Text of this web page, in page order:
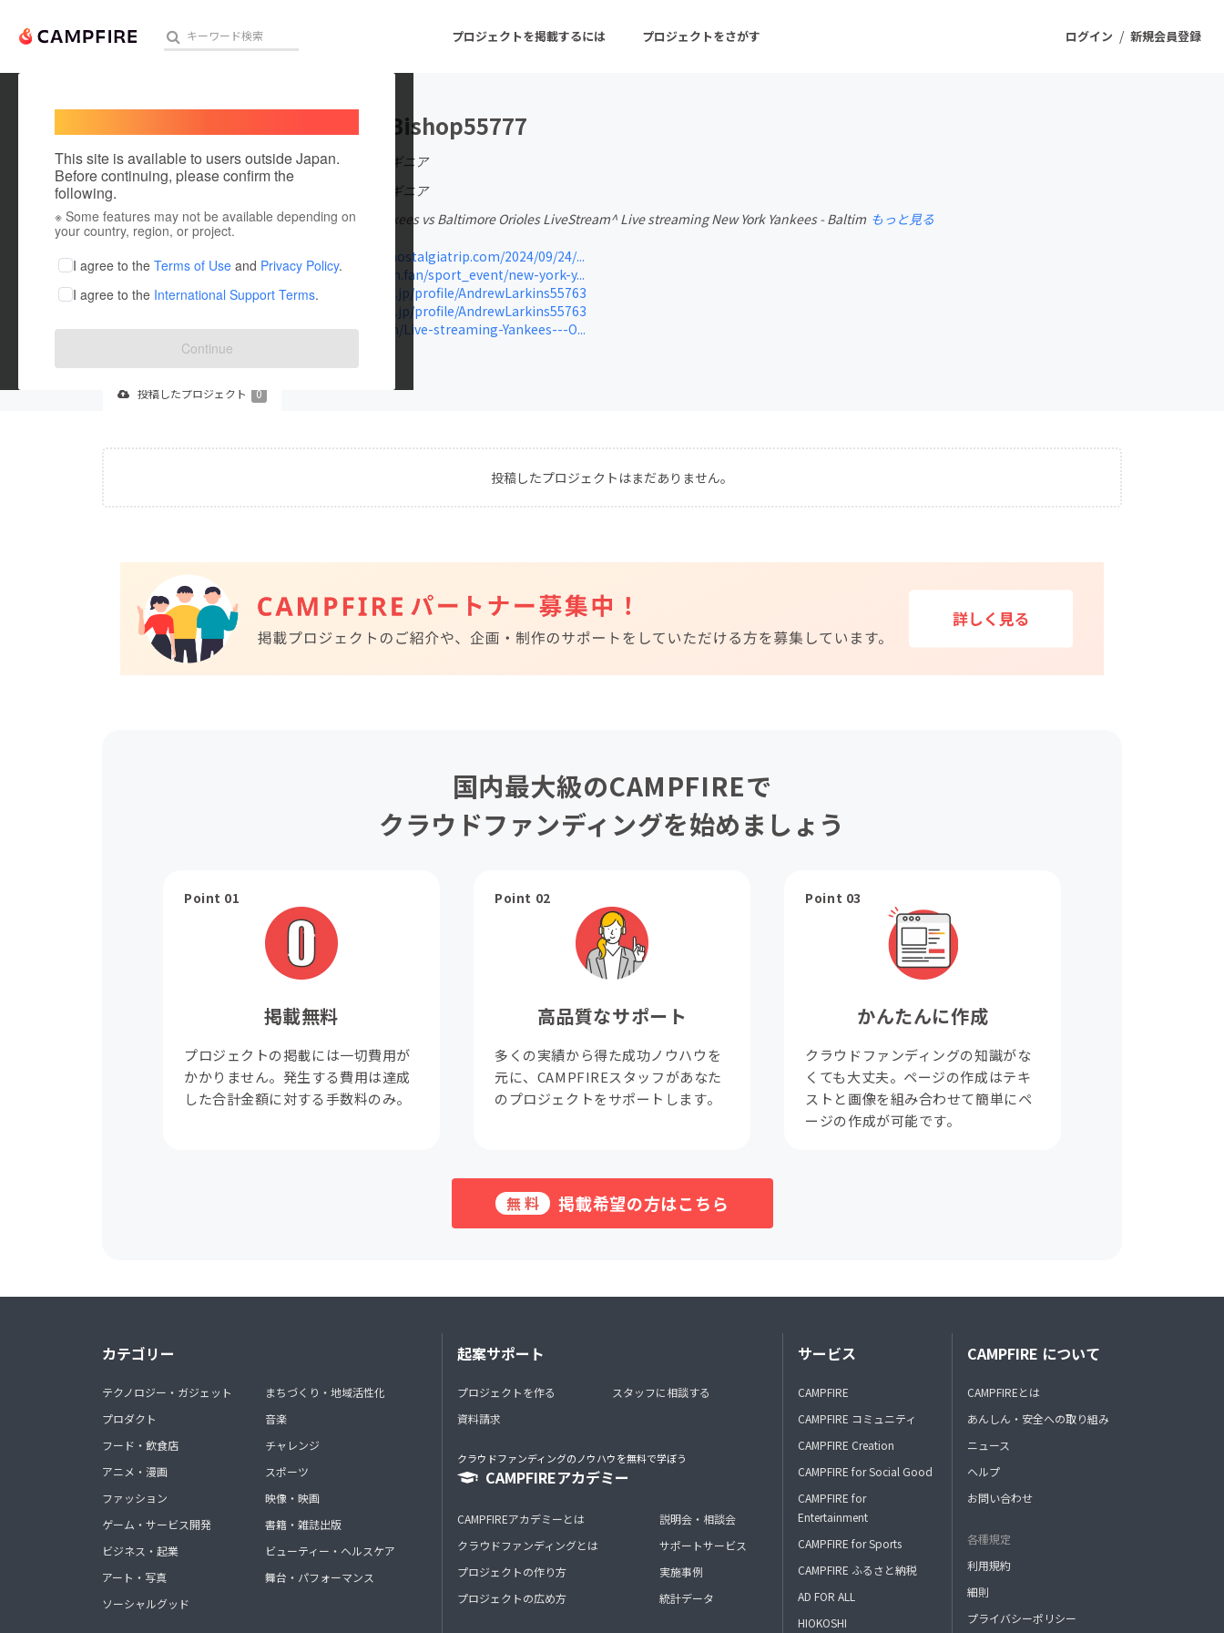
ログイン / 新規会員登録
プロジェクトを掲載するには プロジェクトをさがす
人気のプロジェクト 注目のリターン
アート・写真 音楽 舞台・パフォーマンス
プロダクト
テクノロジー・ガジェット
ゲーム・サービス開発
映像・映画
書籍・雑誌出版
ビジネス・起業
チャレンジ
まちづくり・地域活性化
This site is available to users outside Japan.
Before continuing, please confirm the
following.
※ Some features may not be available depending on
your country, region, or project.
I agree to the Terms of Use and Privacy Policy.
I agree to the International Support Terms.
Continue
StevenBishop55777
在住国：赤道ギニア
出身国：赤道ギニア
New York Yankees vs Baltimore Orioles LiveStream^ Live streaming New York Yankees - Baltim もっと見る
grossersnostalgiatrip.com/2024/09/24/...
livestream.fan/sport_event/new-york-y...
camp-fire.jp/profile/AndrewLarkins55763
camp-fire.jp/profile/AndrewLarkins55763
telegra.ph/Live-streaming-Yankees---O...
投稿したプロジェクト 0
投稿したプロジェクトはまだありません。
国内最大級のCAMPFIREで
クラウドファンディングを始めましょう
Point 01
掲載無料
プロジェクトの掲載には一切費用が
かかりません。発生する費用は達成
した合計金額に対する手数料のみ。
Point 02
高品質なサポート
多くの実績から得た成功ノウハウを
元に、CAMPFIREスタッフがあなた
のプロジェクトをサポートします。
Point 03
かんたんに作成
クラウドファンディングの知識がな
くても大丈夫。ページの作成はテキ
ストと画像を組み合わせて簡単にペ
ージの作成が可能です。
無料 掲載希望の方はこちら
カテゴリー
テクノロジー・ガジェット
プロダクト
フード・飲食店
アニメ・漫画
ファッション
ゲーム・サービス開発
ビジネス・起業
アート・写真
ソーシャルグッド
まちづくり・地域活性化
音楽
チャレンジ
スポーツ
映像・映画
書籍・雑誌出版
ビューティー・ヘルスケア
舞台・パフォーマンス
起案サポート
プロジェクトを作る
資料請求
スタッフに相談する
クラウドファンディングのノウハウを無料で学ぼう
CAMPFIREアカデミー
CAMPFIREアカデミーとは
クラウドファンディングとは
プロジェクトの作り方
プロジェクトの広め方
説明会・相談会
サポートサービス
実施事例
統計データ
サービス
CAMPFIRE
CAMPFIRE コミュニティ
CAMPFIRE Creation
CAMPFIRE for Social Good
CAMPFIRE for
Entertainment
CAMPFIRE for Sports
CAMPFIRE ふるさと納税
AD FOR ALL
HIOKOSHI
CAMPFIRE について
CAMPFIREとは
あんしん・安全への取り組み
ニュース
ヘルプ
お問い合わせ
各種規定
利用規約
細則
プライバシーポリシー